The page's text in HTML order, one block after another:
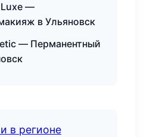
Luxe —
в Ульяновск
— Перманентный
в регионе